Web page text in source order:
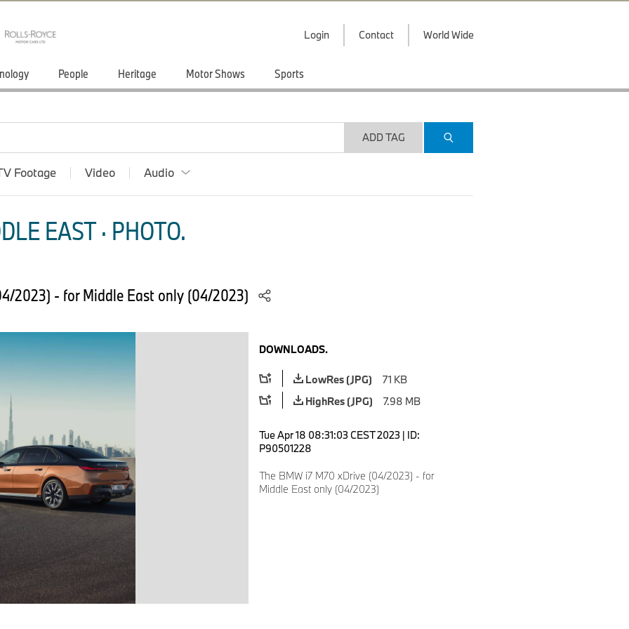
Login Contact World Wide
People Heritage Motor Shows Sports
ADD TAG
Footage Video Audio
EAST · PHOTO.
2023) - for Middle East only (04/2023)
DOWNLOADS.
LowRes (JPG)
71 KB
HighRes (JPG)
7.98 MB
Tue Apr 18 08:31:03 CEST 2023 | ID:
P90501228
The BMW i7 M70 xDrive (04/2023) - for
Middle East only (04/2023)